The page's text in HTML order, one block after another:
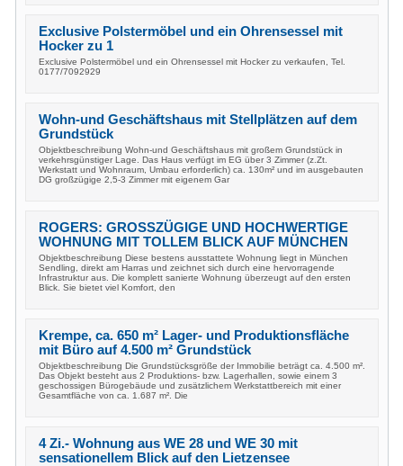
Exclusive Polstermöbel und ein Ohrensessel mit
Hocker zu 1
Exclusive Polstermöbel und ein Ohrensessel mit Hocker zu verkaufen, Tel.
0177/7092929
Wohn-und Geschäftshaus mit Stellplätzen auf dem
Grundstück
Objektbeschreibung Wohn-und Geschäftshaus mit großem Grundstück in
verkehrsgünstiger Lage. Das Haus verfügt im EG über 3 Zimmer (z.Zt.
Werkstatt und Wohnraum, Umbau erforderlich) ca. 130m² und im ausgebauten
DG großzügige 2,5-3 Zimmer mit eigenem Gar
ROGERS: GROSSZÜGIGE UND HOCHWERTIGE
WOHNUNG MIT TOLLEM BLICK AUF MÜNCHEN
Objektbeschreibung Diese bestens ausstattete Wohnung liegt in München
Sendling, direkt am Harras und zeichnet sich durch eine hervorragende
Infrastruktur aus. Die komplett sanierte Wohnung überzeugt auf den ersten
Blick. Sie bietet viel Komfort, den
Krempe, ca. 650 m² Lager- und Produktionsfläche
mit Büro auf 4.500 m² Grundstück
Objektbeschreibung Die Grundstücksgröße der Immobilie beträgt ca. 4.500 m².
Das Objekt besteht aus 2 Produktions- bzw. Lagerhallen, sowie einem 3
geschossigen Bürogebäude und zusätzlichem Werkstattbereich mit einer
Gesamtfläche von ca. 1.687 m². Die
4 Zi.- Wohnung aus WE 28 und WE 30 mit
sensationellem Blick auf den Lietzensee